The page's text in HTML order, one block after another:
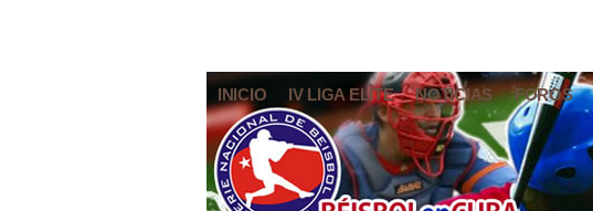
INICIO IV LIGA ELITE NOTICIAS FOROS